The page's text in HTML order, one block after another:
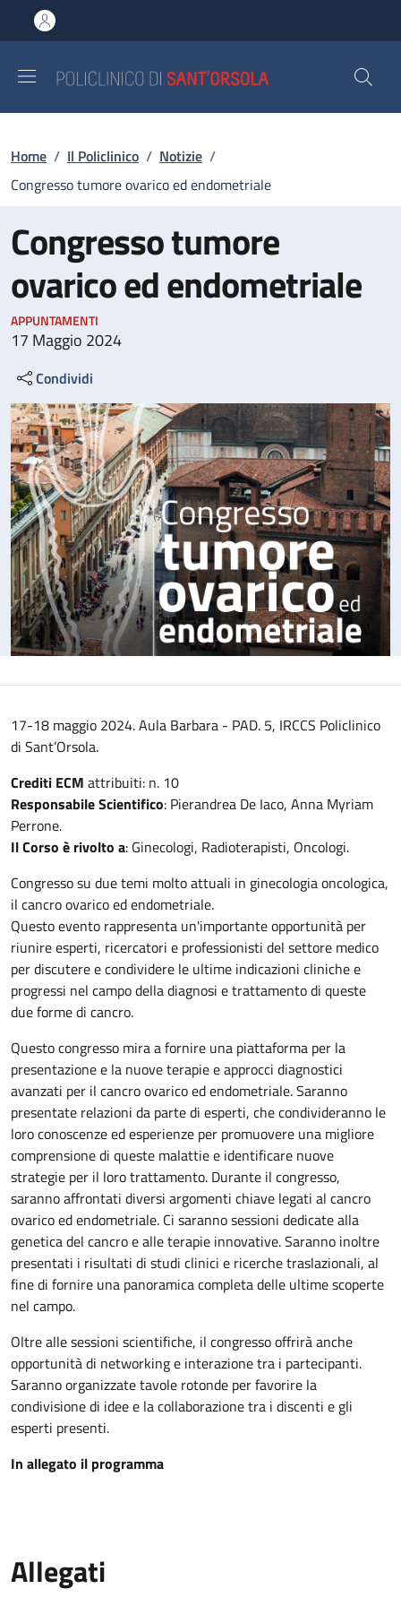
al contenuto principale
to footer content
Briciole di pane
Home / Il Policlinico / Notizie /
Congresso tumore ovarico ed endometriale
Congresso tumore
ovarico ed endometriale
APPUNTAMENTI
17 Maggio 2024
Condividi
17-18 maggio 2024. Aula Barbara - PAD. 5, IRCCS Policlinico
di Sant’Orsola.
Crediti ECM attribuiti: n. 10
Responsabile Scientifico: Pierandrea De Iaco, Anna Myriam
Perrone.
Il Corso è rivolto a: Ginecologi, Radioterapisti, Oncologi.
Congresso su due temi molto attuali in ginecologia oncologica,
il cancro ovarico ed endometriale.
Questo evento rappresenta un'importante opportunità per
riunire esperti, ricercatori e professionisti del settore medico
per discutere e condividere le ultime indicazioni cliniche e
progressi nel campo della diagnosi e trattamento di queste
due forme di cancro.
Questo congresso mira a fornire una piattaforma per la
presentazione e la nuove terapie e approcci diagnostici
avanzati per il cancro ovarico ed endometriale. Saranno
presentate relazioni da parte di esperti, che condivideranno le
loro conoscenze ed esperienze per promuovere una migliore
comprensione di queste malattie e identificare nuove
strategie per il loro trattamento. Durante il congresso,
saranno affrontati diversi argomenti chiave legati al cancro
ovarico ed endometriale. Ci saranno sessioni dedicate alla
genetica del cancro e alle terapie innovative. Saranno inoltre
presentati i risultati di studi clinici e ricerche traslazionali, al
fine di fornire una panoramica completa delle ultime scoperte
nel campo.
Oltre alle sessioni scientifiche, il congresso offrirà anche
opportunità di networking e interazione tra i partecipanti.
Saranno organizzate tavole rotonde per favorire la
condivisione di idee e la collaborazione tra i discenti e gli
esperti presenti.
In allegato il programma
Allegati